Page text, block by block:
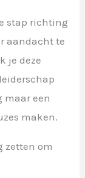
stap richting
aandacht te
je deze
maar een
maken.
zetten om